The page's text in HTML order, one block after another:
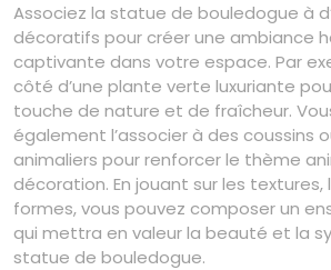
Associez la statue de bouledogue à
décoratifs pour créer une ambiance
captivante dans votre espace. Par
côté d’une plante verte luxuriante
touche de nature et de fraîcheur.
également l’associer à des coussins
animaliers pour renforcer le thème
décoration. En jouant sur les textures,
formes, vous pouvez composer un
qui mettra en valeur la beauté et la
statue de bouledogue.